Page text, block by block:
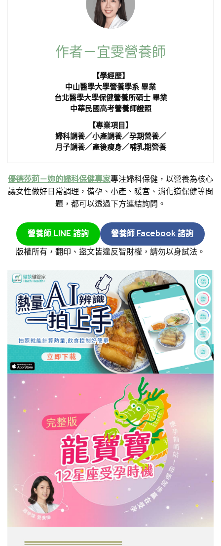
作者－宜雯營養師
【學經歷】
中山醫學大學營養學系 畢業
台北醫學大學保健營養所碩士 畢業
中華民國高考營養師證照
【專業項目】
婦科調養／小產調養／孕期營養／
月子調養／產後瘦身／哺乳期營養
優德莎莉－妳的婦科保健專家專注婦科保健，以營養為核心
讓女性做好日常調理，備孕、小產、暖宮、消化道保健等問
題，都可以透過下方連結詢問。
營養師 LINE 諮詢
營養師 Facebook 諮詢
版權所有，翻印、盜文皆違反智財權，請勿以身試法。